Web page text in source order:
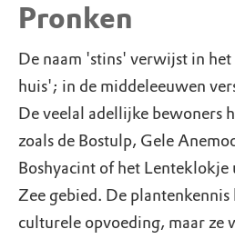
Pronken
De naam 'stins' verwijst in het
huis'; in de middeleeuwen
De veelal adellijke bewoners
zoals de Bostulp, Gele
Boshyacint of het
Zee gebied. De
culturele opvoeding, maar ze